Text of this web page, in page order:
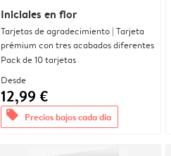
Iniciales en flor
Tarjetas de agradecimiento | Tarjeta
prémium con tres acabados diferentes
Pack de 10 tarjetas
Desde
12,99 €
offers Precios bajos cada día